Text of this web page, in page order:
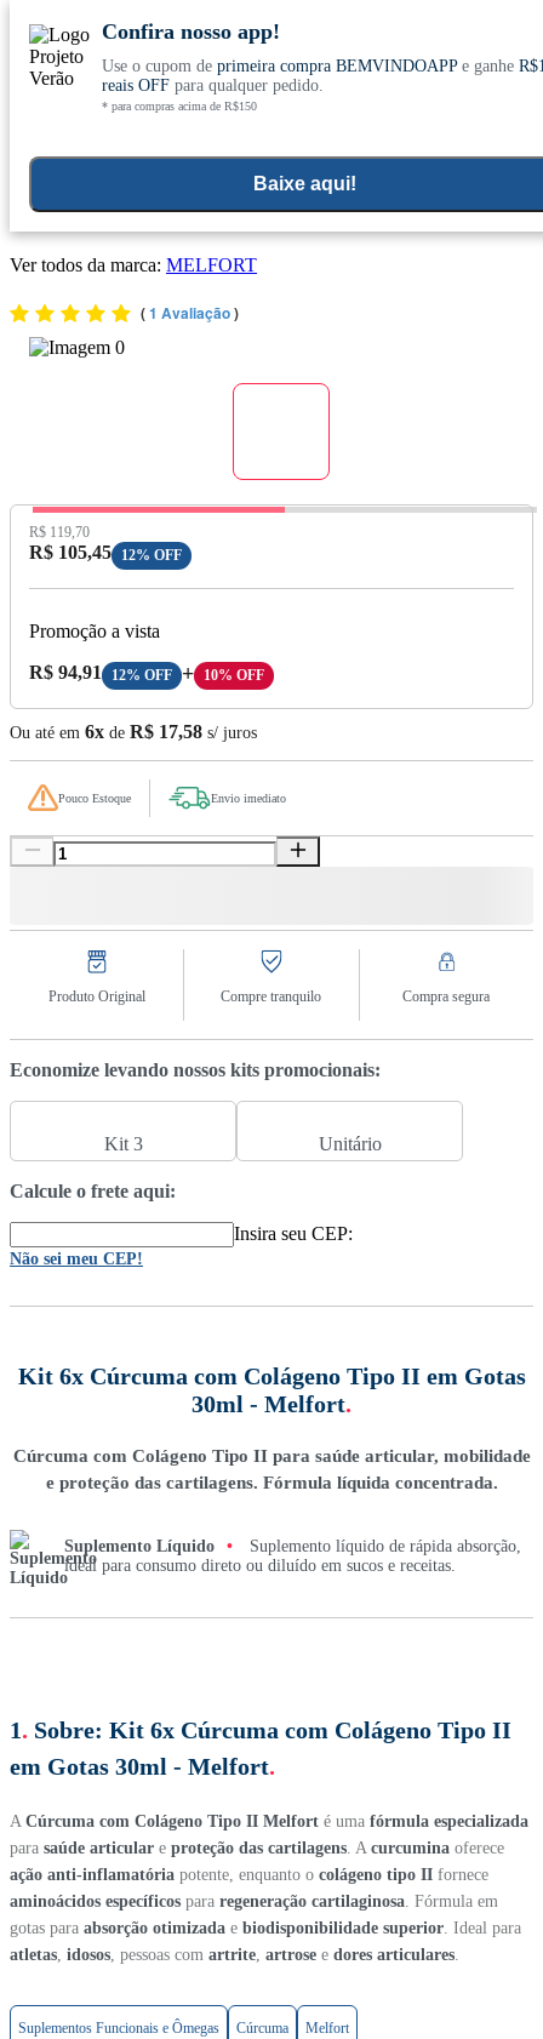
Conheça nosso site novo! E comemore com 0
Confira nosso app!
Use o cupom de primeira compra BEMVINDOAPPe ganhe
reais OFFpara qualquer pedido.
* para compras acima de R$150
Baixe aqui!
Curcuma
Kit 6x Cúrcuma com Colágeno Tipo II em Gotas 30ml - Melfort
Ver todos da marca: MELFORT
(1 Avaliação)
Preço Original:
R$ 119,70
Preço com Desconto:
R$ 105,45 12% OFF
Promoção a vista
Preço A Vista:
R$ 94,91 12% OFF + 10% OFF
Ou até em 6x de R$ 17,58 s/ juros
Pouco Estoque Envio imediato
Produto Original Compre tranquilo Compra segura
Economize levando nossos kits promocionais:
Kit 3 Unitário
Calcule o frete aqui:
Insira seu CEP:
Não sei meu CEP!
Kit 6x Cúrcuma com Colágeno Tipo II em Gotas
30ml - Melfort.
Cúrcuma com Colágeno Tipo II para saúde articular, mobilidade
e proteção das cartilagens. Fórmula líquida concentrada.
Suplemento Líquido •
Suplemento líquido de rápida absorção,
ideal para consumo direto ou diluído em sucos e receitas.
1. Sobre: Kit 6x Cúrcuma com Colágeno Tipo II
em Gotas 30ml - Melfort.
A Cúrcuma com Colágeno Tipo II Melfort é uma fórmula especializada
para saúde articular e proteção das cartilagens . A curcumina oferece
ação anti-inflamatória potente, enquanto o colágeno tipo II fornece
aminoácidos específicos para regeneração cartilaginosa . Fórmula em
gotas para absorção otimizada e biodisponibilidade superior . Ideal para
atletas idosos , pessoas com artrite artrose e dores articulares
Suplementos Funcionais e Ômegas Cúrcuma Melfort